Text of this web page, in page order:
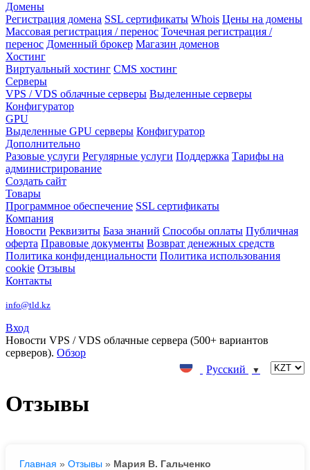
Домены
Регистрация домена SSL сертификаты Whois Цены на домены
Массовая регистрация / перенос Точечная регистрация /
перенос Доменный брокер Магазин доменов
Хостинг
Виртуальный хостинг CMS хостинг
Серверы
VPS / VDS облачные серверы Выделенные серверы
Конфигуратор
GPU
Выделенные GPU серверы Конфигуратор
Дополнительно
Разовые услуги Регулярные услуги Поддержка Тарифы на
администрирование
Создать сайт
Товары
Программное обеспечение SSL сертификаты
Компания
Новости Реквизиты База знаний Способы оплаты Публичная
оферта Правовые документы Возврат денежных средств
Политика конфиденциальности Политика использования
cookie Отзывы
Контакты
info@tld.kz
Вход
Новости VPS / VDS облачные сервера (500+ вариантов
серверов). Обзор
Русский
▼
Отзывы
Главная » Отзывы » Мария В. Гальченко